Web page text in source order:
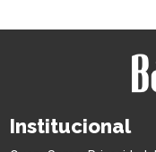
Institucional